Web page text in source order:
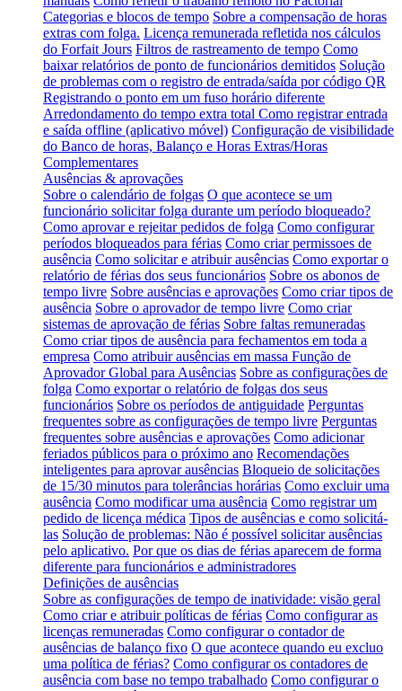
Categorias e blocos de tempo Sobre a compensação de horas
extras com folga. Licença remunerada refletida nos cálculos
do Forfait Jours Filtros de rastreamento de tempo Como
baixar relatórios de ponto de funcionários demitidos Solução
de problemas com o registro de entrada/saída por código QR
Registrando o ponto em um fuso horário diferente
Arredondamento do tempo extra total Como registrar entrada
e saída offline (aplicativo móvel) Configuração de visibilidade
do Banco de horas, Balanço e Horas Extras/Horas
Complementares
Ausências & aprovações
Sobre o calendário de folgas O que acontece se um
funcionário solicitar folga durante um período bloqueado?
Como aprovar e rejeitar pedidos de folga Como configurar
períodos bloqueados para férias Como criar permissoes de
ausência Como solicitar e atribuir ausências Como exportar o
relatório de férias dos seus funcionários Sobre os abonos de
tempo livre Sobre ausências e aprovações Como criar tipos de
ausência Sobre o aprovador de tempo livre Como criar
sistemas de aprovação de férias Sobre faltas remuneradas
Como criar tipos de ausência para fechamentos em toda a
empresa Como atribuir ausências em massa Função de
Aprovador Global para Ausências Sobre as configurações de
folga Como exportar o relatório de folgas dos seus
funcionários Sobre os períodos de antiguidade Perguntas
frequentes sobre as configurações de tempo livre Perguntas
frequentes sobre ausências e aprovações Como adicionar
feriados públicos para o próximo ano Recomendações
inteligentes para aprovar ausências Bloqueio de solicitações
de 15/30 minutos para tolerâncias horárias Como excluir uma
ausência Como modificar uma ausência Como registrar um
pedido de licença médica Tipos de ausências e como solicitá-
las Solução de problemas: Não é possível solicitar ausências
pelo aplicativo. Por que os dias de férias aparecem de forma
diferente para funcionários e administradores
Definições de ausências
Sobre as configurações de tempo de inatividade: visão geral
Como criar e atribuir políticas de férias Como configurar as
licenças remuneradas Como configurar o contador de
ausências de balanço fixo O que acontece quando eu excluo
uma política de férias? Como configurar os contadores de
ausência com base no tempo trabalhado Como configurar o